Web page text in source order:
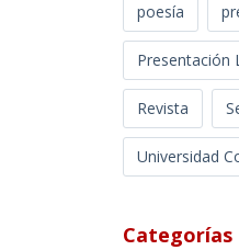
poesía
Presentación
Revista
Universidad
Categorías